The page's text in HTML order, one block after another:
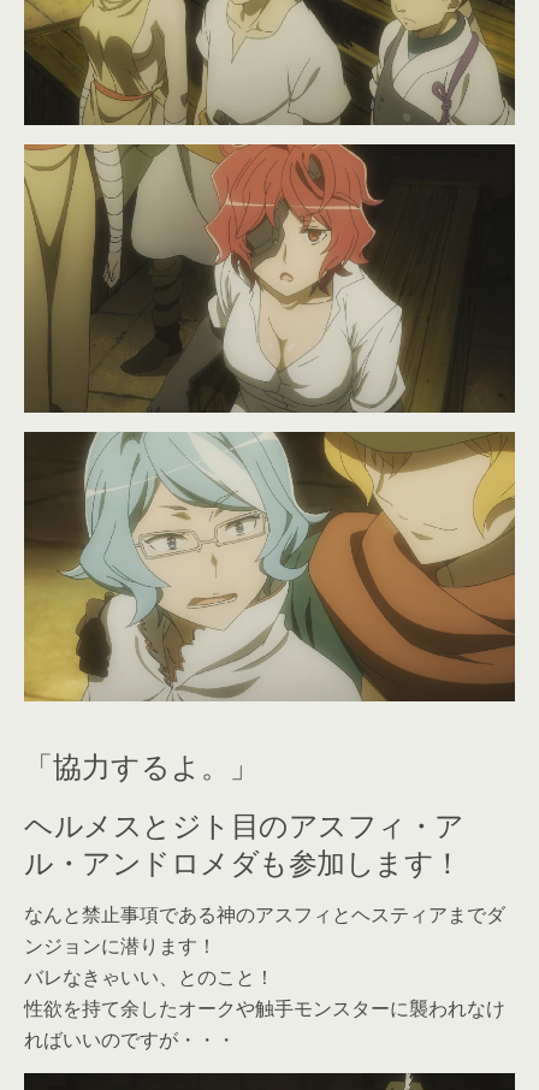
「協力するよ。」
ヘルメスとジト目のアスフィ・ア
ル・アンドロメダも参加します！
なんと禁止事項である神のアスフィとヘスティアまでダ
ンジョンに潜ります！
バレなきゃいい、とのこと！
性欲を持て余したオークや触手モンスターに襲われなけ
ればいいのですが・・・